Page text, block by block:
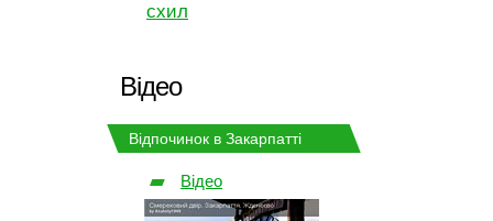
схил
Відео
Відпочинок в Закарпатті
Відео